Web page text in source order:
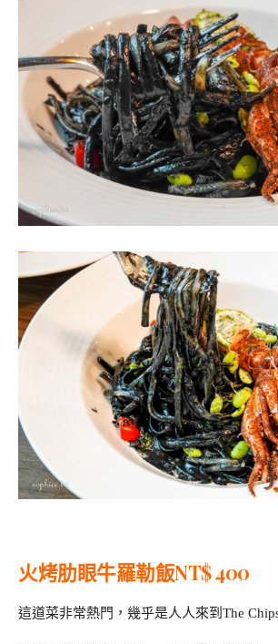
火烤肋眼牛羅勒飯NT$ 400
這道菜非常熱門，幾乎是人人來到The